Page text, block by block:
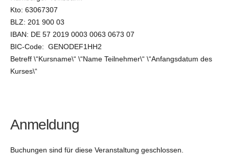
Kto: 63067307
BLZ: 201 900 03
IBAN: DE 57 2019 0003 0063 0673 07
BIC-Code: GENODEF1HH2
Betreff \“Kursname\“ \“Name Teilnehmer\“ \“Anfangsdatum des
Kurses\“
Anmeldung
Buchungen sind für diese Veranstaltung geschlossen.